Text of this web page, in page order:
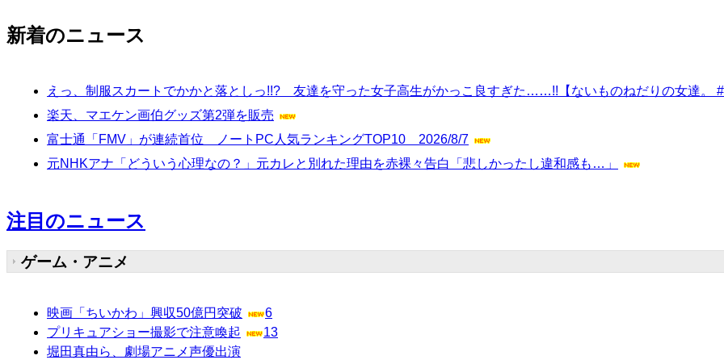
新着のニュース
えっ、制服スカートでかかと落としっ!!? 友達を守った女子高生がかっこ良すぎた……!!【ないものねだりの女達。
楽天、マエケン画伯グッズ第2弾を販売
富士通「FMV」が連続首位 ノートPC人気ランキングTOP10 2026/8/7
元NHKアナ「どういう心理なの？」元カレと別れた理由を赤裸々告白「悲しかったし違和感も…」
注目のニュース
ゲーム・アニメ
映画「ちいかわ」興収50億円突破
6
プリキュアショー撮影で注意喚起
13
堀田真由ら、劇場アニメ声優出演